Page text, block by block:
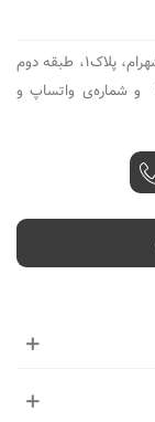
تهران، خیابان فاطمی، خیابان میرزایی بی غش، کوچه شهرام، پلاک۱، طبقه دوم
واحد سه، شماره تلفن ثابت : 49 الی 02188990945 و شماره‌ی واتساپ و